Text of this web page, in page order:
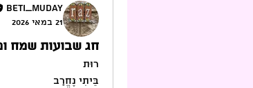
beti_muday
21 במאי 2026
חג שבועות שמח
רוּת
בֵּיתִי נֶחֱרַב